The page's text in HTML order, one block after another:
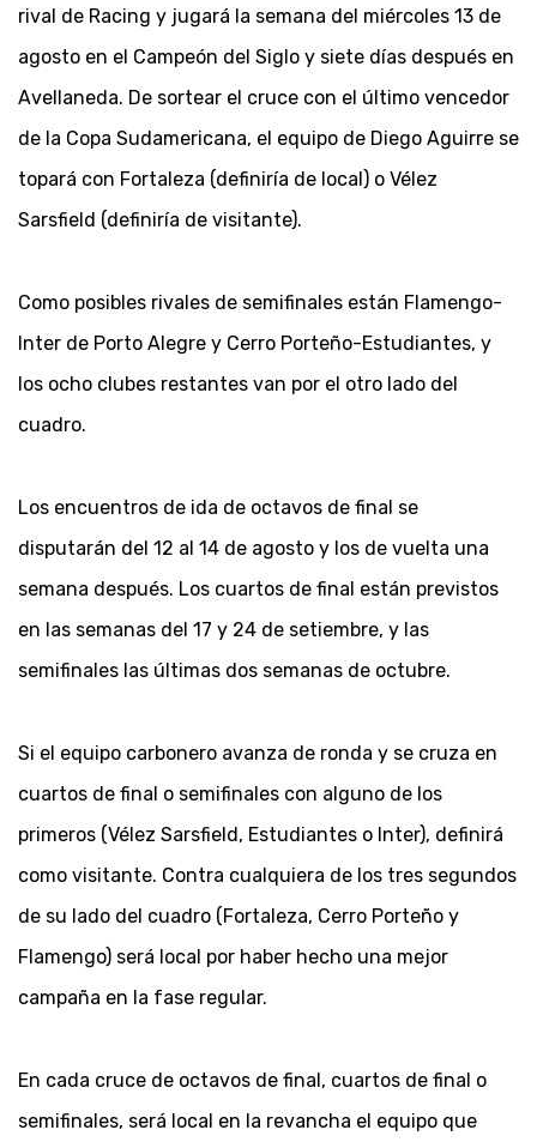
rival de Racing y jugará la semana del miércoles 13 de
agosto en el Campeón del Siglo y siete días después en
Avellaneda. De sortear el cruce con el último vencedor
de la Copa Sudamericana, el equipo de Diego Aguirre se
topará con Fortaleza (definiría de local) o Vélez
Sarsfield (definiría de visitante).
Como posibles rivales de semifinales están Flamengo-
Inter de Porto Alegre y Cerro Porteño-Estudiantes, y
los ocho clubes restantes van por el otro lado del
cuadro.
Los encuentros de ida de octavos de final se
disputarán del 12 al 14 de agosto y los de vuelta una
semana después. Los cuartos de final están previstos
en las semanas del 17 y 24 de setiembre, y las
semifinales las últimas dos semanas de octubre.
Si el equipo carbonero avanza de ronda y se cruza en
cuartos de final o semifinales con alguno de los
primeros (Vélez Sarsfield, Estudiantes o Inter), definirá
como visitante. Contra cualquiera de los tres segundos
de su lado del cuadro (Fortaleza, Cerro Porteño y
Flamengo) será local por haber hecho una mejor
campaña en la fase regular.
En cada cruce de octavos de final, cuartos de final o
semifinales, será local en la revancha el equipo que